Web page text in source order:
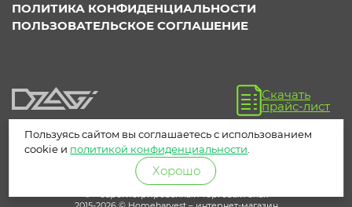
ПОЛИТИКА КОНФИДЕНЦИАЛЬНОСТИ
ПОЛЬЗОВАТЕЛЬСКОЕ СОГЛАШЕНИЕ
Скачать
прайс-лист
® – зарегистрированный торговый знак
Пользуясь сайтом вы соглашаетесь с использованием
cookie и политикой конфиденциальности
Хорошо